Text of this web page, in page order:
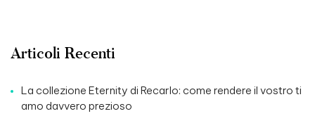
Articoli Recenti
La collezione Eternity di Recarlo: come rendere il vostro ti
amo davvero prezioso